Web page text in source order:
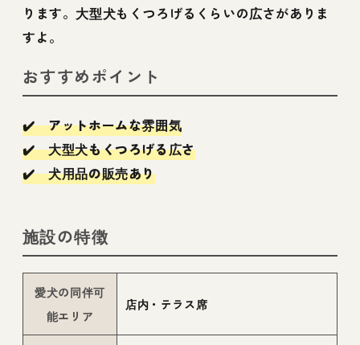
ります。大型犬もくつろげるくらいの広さがありま
すよ。
おすすめポイント
✔️ アットホームな雰囲気
✔️ 大型犬もくつろげる広さ
✔️ 犬用品の販売あり
施設の特徴
愛犬の同伴可
能エリア
店内・テラス席